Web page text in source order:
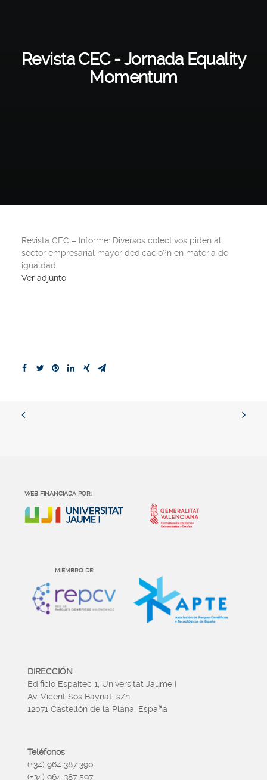
Revista CEC - Jornada Equality
Momentum
Revista CEC – Informe: Diversos colectivos piden al
sector empresarial mayor dedicacio?n en materia de
igualdad
Ver adjunto
WEB FINANCIADA POR:
MIEMBRO DE:
DIRECCIÓN
Edificio Espaitec 1, Universitat Jaume I
Av. Vicent Sos Baynat, s/n
12071 Castellón de la Plana, España
Teléfonos
(+34) 964 387 390
(+34) 964 387 597